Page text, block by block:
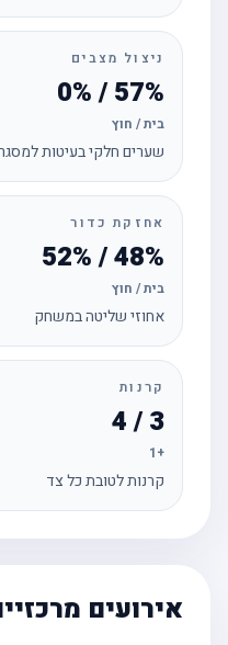
ניצול מצבים
57% / 0%
בית / חוץ
שערים חלקי בעיטות למסגרת
אחזקת כדור
48% / 52%
בית / חוץ
אחוזי שליטה במשחק
קרנות
3 / 4
קרנות לטובת כל צד
אירועים מרכזיים